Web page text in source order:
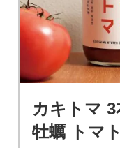
カキトマ 3
牡蠣 トマ